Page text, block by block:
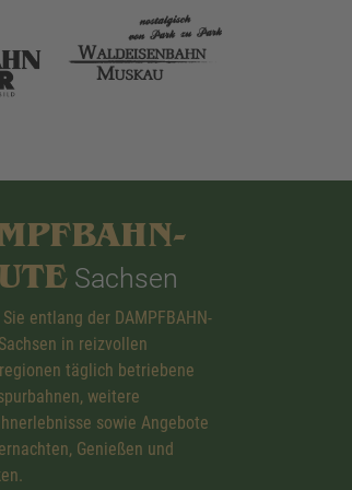
Sachsen
entlang der DAMPFBAHN-
in reizvollen
täglich betriebene
weitere
sowie Angebote
Genießen und